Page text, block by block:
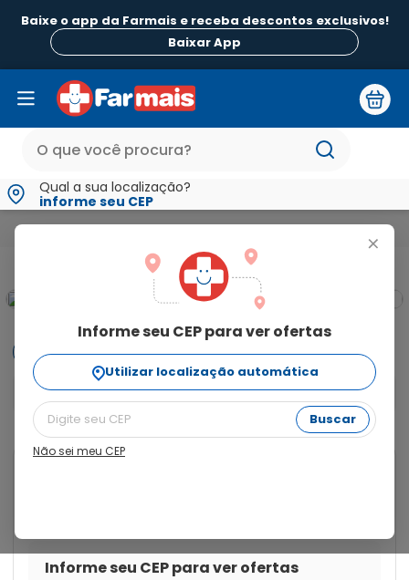
Baixe o app da Farmais e receba descontos exclusivos!
Baixar App
Qual a sua localização?
informe seu CEP
+
Informe seu CEP para ver ofertas
Utilizar localização automática
Buscar
Não sei meu CEP
Informações
Alprazolam 2mg com 30 Comprimidos
Medley Cod.:7896422517041
Informe seu CEP para ver ofertas